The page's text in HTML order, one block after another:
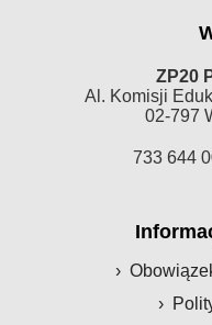
ZP20
Al. Komisji
02-797
733 644